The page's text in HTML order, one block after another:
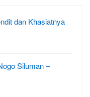
dan Khasiatnya
Siluman –